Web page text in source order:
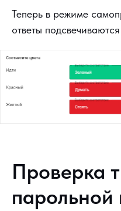
Теперь в режиме
ответы
Проверка
парольной